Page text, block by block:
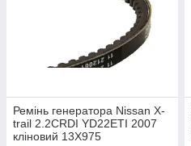
Ремінь генератора Nissan X-
trail 2.2CRDI YD22ETI 2007
кліновий 13X975